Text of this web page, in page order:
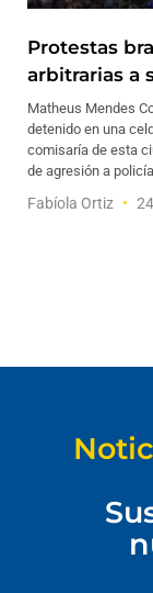
Protestas
arbitrarias a
Matheus Mendes
detenido en una
comisaría de esta
de agresión a
Fabíola Ortiz